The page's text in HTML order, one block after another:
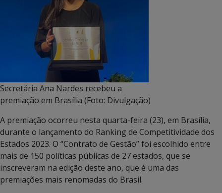
Secretária Ana Nardes recebeu a
premiação em Brasília (Foto: Divulgação)
A premiação ocorreu nesta quarta-feira (23), em Brasília,
durante o lançamento do Ranking de Competitividade dos
Estados 2023. O “Contrato de Gestão” foi escolhido entre
mais de 150 políticas públicas de 27 estados, que se
inscreveram na edição deste ano, que é uma das
premiações mais renomadas do Brasil.